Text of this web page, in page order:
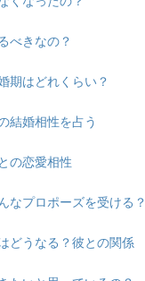
べきなの？
期はどれくらい？
結婚相性を占う
の恋愛相性
なプロポーズを受ける？
どうなる？彼との関係